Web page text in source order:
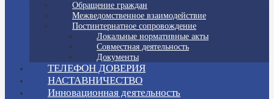
Обращение граждан
Межведомственное взаимодействие
Постинтернатное сопровождение
Локальные нормативные акты
Совместная деятельность
Документы
ТЕЛЕФОН ДОВЕРИЯ
НАСТАВНИЧЕСТВО
Инновационная деятельность